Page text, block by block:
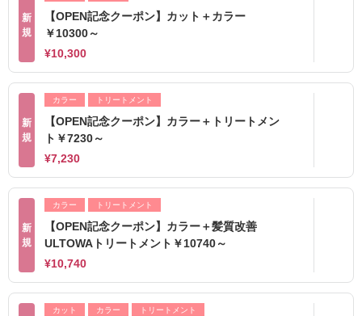
新
規
【OPEN記念クーポン】カット＋カラー
￥10300～
¥10,300
新
規
カラー トリートメント
【OPEN記念クーポン】カラー＋トリートメン
ト￥7230～
¥7,230
新
規
カラー トリートメント
【OPEN記念クーポン】カラー＋髪質改善
ULTOWAトリートメント￥10740～
¥10,740
カット カラー トリートメント